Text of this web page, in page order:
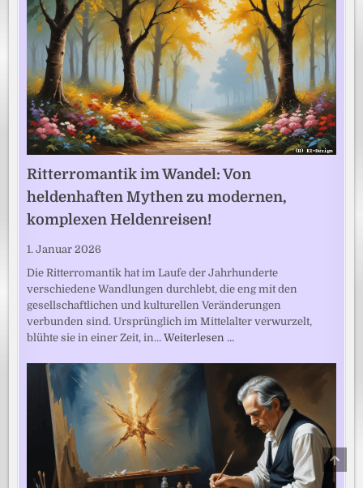
Ritterromantik im Wandel: Von
heldenhaften Mythen zu modernen,
komplexen Heldenreisen!
1. Januar 2026
Die Ritterromantik hat im Laufe der Jahrhunderte
verschiedene Wandlungen durchlebt, die eng mit den
gesellschaftlichen und kulturellen Veränderungen
verbunden sind. Ursprünglich im Mittelalter verwurzelt,
blühte sie in einer Zeit, in…Weiterlesen …
TO